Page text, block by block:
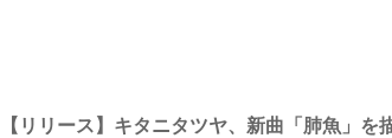
【リリース】キタニタツヤ、新曲「肺魚」